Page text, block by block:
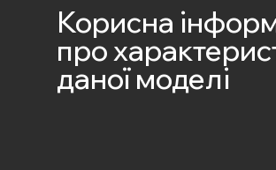
Корисна
про
даної моделі